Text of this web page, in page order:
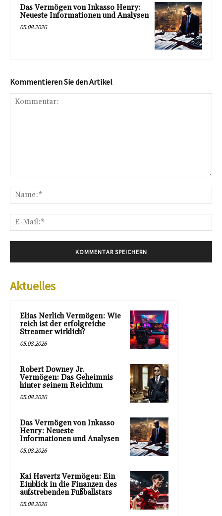
Das Vermögen von Inkasso Henry:
Neueste Informationen und Analysen
05.08.2026
Kommentieren Sie den Artikel
Aktuelles
Elias Nerlich Vermögen: Wie
reich ist der erfolgreiche
Streamer wirklich?
05.08.2026
Robert Downey Jr.
Vermögen: Das Geheimnis
hinter seinem Reichtum
05.08.2026
Das Vermögen von Inkasso
Henry: Neueste
Informationen und Analysen
05.08.2026
Kai Havertz Vermögen: Ein
Einblick in die Finanzen des
aufstrebenden Fußballstars
05.08.2026